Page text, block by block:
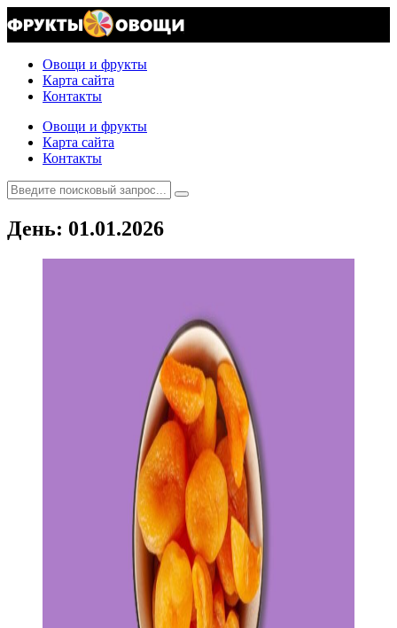
Овощи и фрукты
Карта сайта
Контакты
Овощи и фрукты
Карта сайта
Контакты
День: 01.01.2026